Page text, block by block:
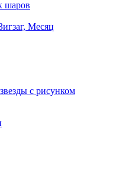
шаров
Месяц
с рисунком